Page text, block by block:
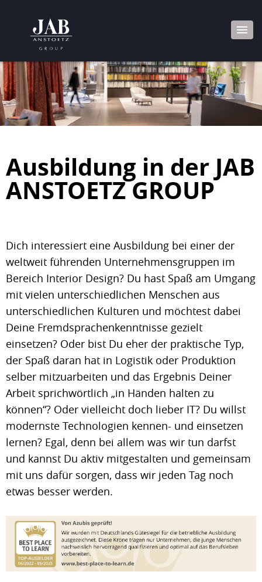
Ausbildung in der JAB
ANSTOETZ GROUP
Dich interessiert eine Ausbildung bei einer der
weltweit führenden Unternehmensgruppen im
Bereich Interior Design? Du hast Spaß am Umgang
mit vielen unterschiedlichen Menschen aus
unterschiedlichen Kulturen und möchtest dabei
Deine Fremdsprachenkenntnisse gezielt
einsetzen? Oder bist Du eher der praktische Typ,
der Spaß daran hat in Logistik oder Produktion
selber mitzuarbeiten und das Ergebnis Deiner
Arbeit sprichwörtlich „in Händen halten zu
können“? Oder vielleicht doch lieber IT? Du willst
modernste Technologien kennen- und einsetzen
lernen? Egal, denn bei allem was wir tun darfst
und kannst Du aktiv mitgestalten und gemeinsam
mit uns dafür sorgen, dass wir jeden Tag noch
etwas besser werden.